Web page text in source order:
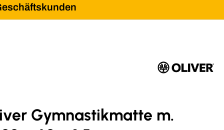
Gymnastikmatte m.